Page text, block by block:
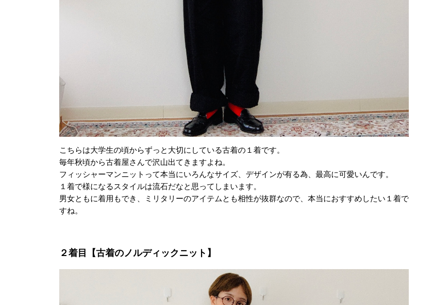
こちらは大学生の頃からずっと大切にしている古着の１着です。
毎年秋頃から古着屋さんで沢山出てきますよね。
フィッシャーマンニットって本当にいろんなサイズ、デザインが有る為、最高に可愛いんです。
１着で様になるスタイルは流石だなと思ってしまいます。
男女ともに着用もでき、ミリタリーのアイテムとも相性が抜群なので、本当におすすめしたい１着で
すね。
２着目【古着のノルディックニット】